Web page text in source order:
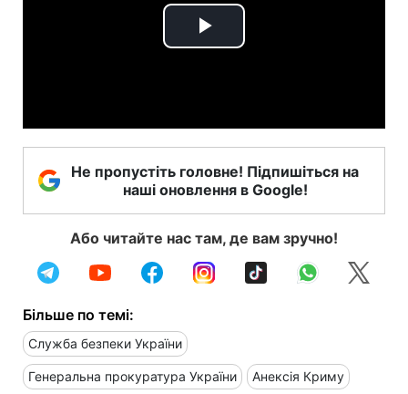
Play
Не пропустіть головне! Підпишіться на
наші оновлення в Google!
Або читайте нас там, де вам зручно!
Більше по темі:
Служба безпеки України
Генеральна прокуратура України Анексія Криму